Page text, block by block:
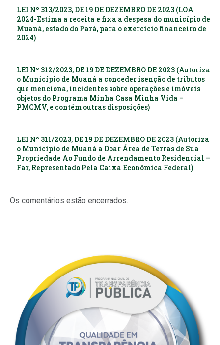
LEI Nº 313/2023, DE 19 DE DEZEMBRO DE 2023 (LOA
2024-Estima a receita e fixa a despesa do município de
Muaná, estado do Pará, para o exercício financeiro de
2024)
LEI Nº 312/2023, DE 19 DE DEZEMBRO DE 2023 (Autoriza
o Município de Muaná a conceder isenção de tributos
que menciona, incidentes sobre operações e imóveis
objetos do Programa Minha Casa Minha Vida –
PMCMV, e contém outras disposições)
LEI Nº 311/2023, DE 19 DE DEZEMBRO DE 2023 (Autoriza
o Município de Muaná a Doar Área de Terras de Sua
Propriedade Ao Fundo de Arrendamento Residencial –
Far, Representado Pela Caixa Econômica Federal)
Os comentários estão encerrados.